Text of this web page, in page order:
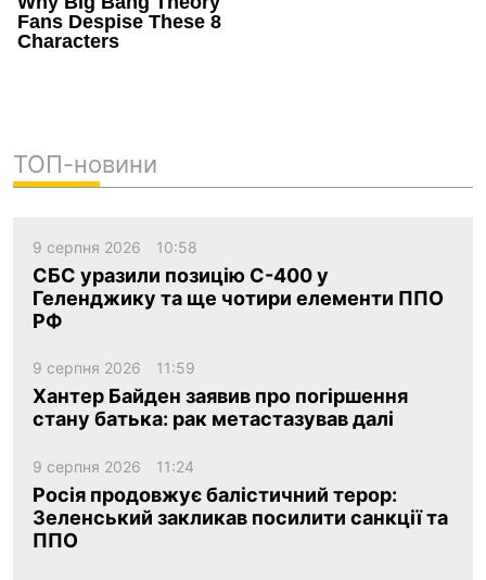
ТОП-новини
9 серпня 2026 10:58
СБС уразили позицію С-400 у
Геленджику та ще чотири елементи ППО
РФ
9 серпня 2026 11:59
Хантер Байден заявив про погіршення
стану батька: рак метастазував далі
9 серпня 2026 11:24
Росія продовжує балістичний терор:
Зеленський закликав посилити санкції та
ППО